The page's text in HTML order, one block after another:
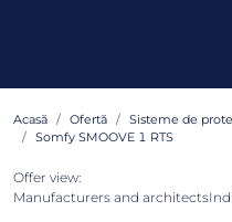
Acasă Ofertă Sisteme de
Somfy SMOOVE 1 RTS
Offer view:
Manufacturers and architects